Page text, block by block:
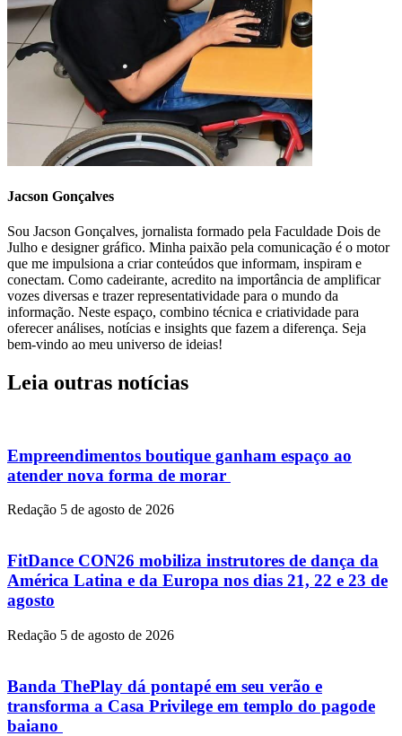
Jacson Gonçalves
Sou Jacson Gonçalves, jornalista formado pela Faculdade Dois de
Julho e designer gráfico. Minha paixão pela comunicação é o motor
que me impulsiona a criar conteúdos que informam, inspiram e
conectam. Como cadeirante, acredito na importância de amplificar
vozes diversas e trazer representatividade para o mundo da
informação. Neste espaço, combino técnica e criatividade para
oferecer análises, notícias e insights que fazem a diferença. Seja
bem-vindo ao meu universo de ideias!
Leia outras notícias
Empreendimentos boutique ganham espaço ao
atender nova forma de morar
Redação 5 de agosto de 2026
FitDance CON26 mobiliza instrutores de dança da
América Latina e da Europa nos dias 21, 22 e 23 de
agosto
Redação 5 de agosto de 2026
Banda ThePlay dá pontapé em seu verão e
transforma a Casa Privilege em templo do pagode
baiano